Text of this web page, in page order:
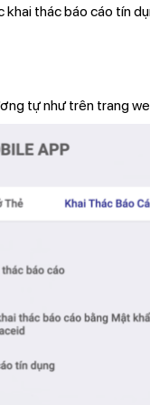
thác báo cáo tín
tự như trên trang